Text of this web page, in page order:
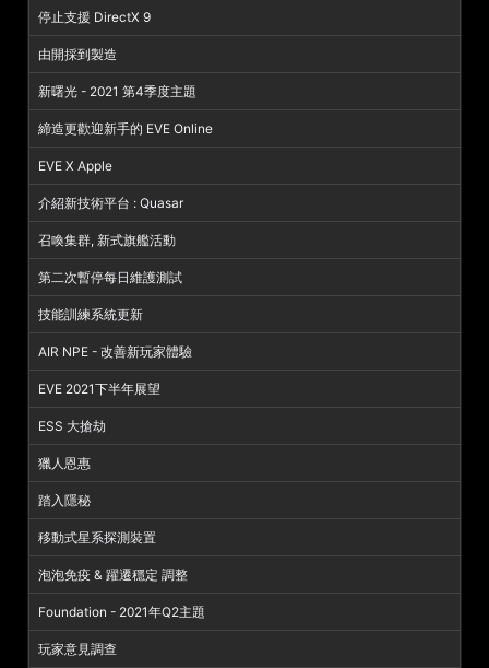
停止支援 DirectX 9
由開採到製造
新曙光 - 2021 第4季度主題
締造更歡迎新手的 EVE Online
EVE X Apple
介紹新技術平台 : Quasar
召喚集群, 新式旗艦活動
第二次暫停每日維護測試
技能訓練系統更新
AIR NPE - 改善新玩家體驗
EVE 2021下半年展望
ESS 大搶劫
獵人恩惠
踏入隱秘
移動式星系探測裝置
泡泡免疫 & 躍遷穩定 調整
Foundation - 2021年Q2主題
玩家意見調查